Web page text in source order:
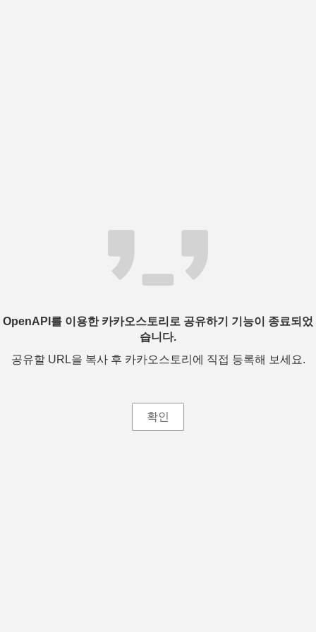
OpenAPI를 이용한 카카오스토리로 공유하기 기능이 종료되었
습니다.
공유할 URL을 복사 후 카카오스토리에 직접 등록해 보세요.
확인